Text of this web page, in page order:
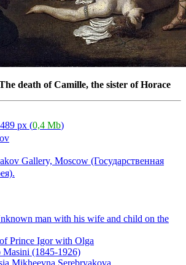
death of Camille, the sister of Horace
px (0,4 Mb)
Gallery, Moscow (Государственная